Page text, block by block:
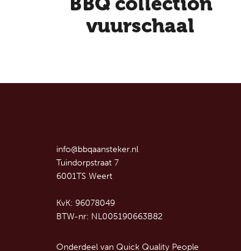
vuurschaal
info@bbqaansteker.nl
Tuindorpstraat 7
6001TS Weert
KvK: 96078049
BTW-nr: NL005190663B82
Onderdeel van Quick Quality People